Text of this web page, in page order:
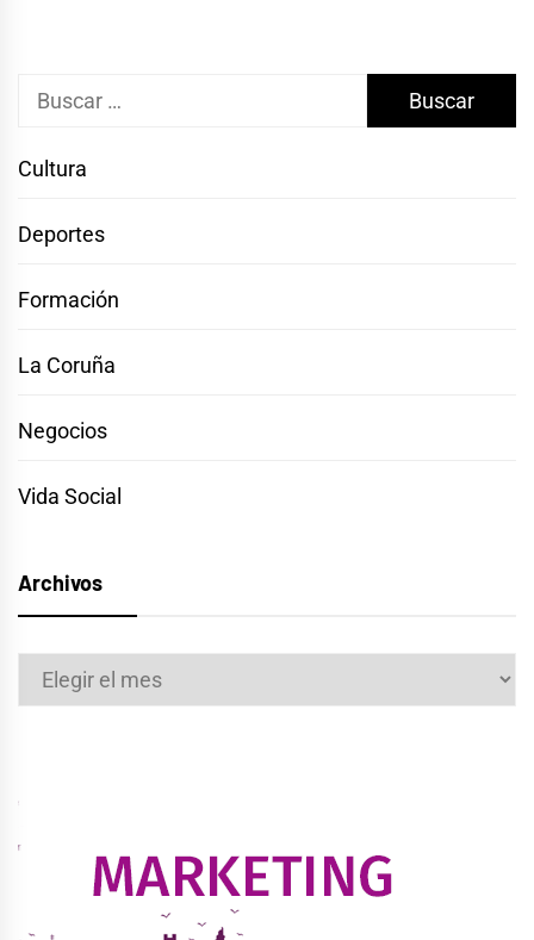
Buscar:
Cultura
Deportes
Formación
La Coruña
Negocios
Vida Social
Archivos
Archivos